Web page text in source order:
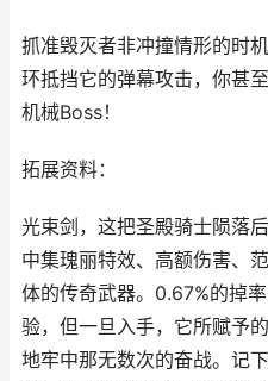
抓准毁灭者非冲撞情形的时
环抵挡它的弹幕攻击，你甚
机械Boss！
拓展资料：
光束剑，这把圣殿骑士陨落
中集瑰丽特效、高额伤害、
体的传奇武器。0.67%的掉
验，但一旦入手，它所赋予
地牢中那无数次的奋战。记